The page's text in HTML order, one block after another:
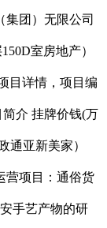
团）无限公司
室房地产）
目详情，项目编
介 挂牌价钱(万
通亚新美家）
营项目：通俗货
手艺产物的研